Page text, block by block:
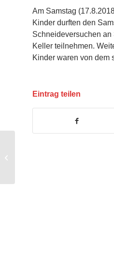
Am Samstag
Kinder durften den
Schneideversuchen an
Keller teilnehmen.
Kinder waren von dem
Eintrag teilen